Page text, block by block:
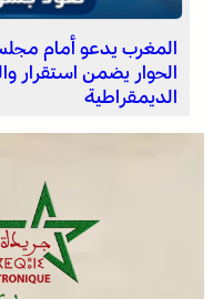
المغرب يدعو أمام
الحوار يضمن استقرار
الديمقراطية